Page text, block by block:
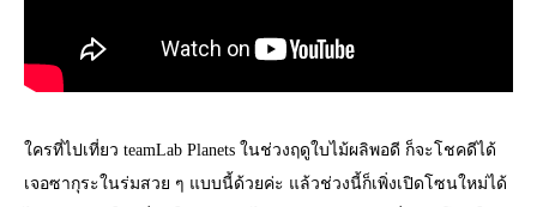
ใครที่ไปเที่ยว teamLab Planets ในช่วงฤดูใบไม้ผลิพอดี ก็จะโชคดีได้
เจอซากุระในร่มสวย ๆ แบบนี้ด้วยค่ะ แล้วช่วงนี้ก็เพิ่งเปิดโซนใหม่ได้